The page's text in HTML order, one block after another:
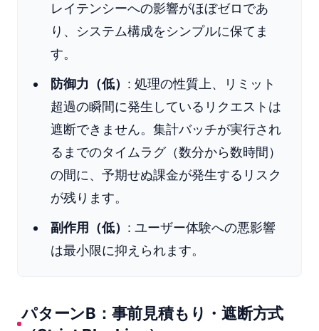
レイテンシーへの影響がほぼゼロであ
り、システム構成をシンプルに保てま
す。
防御力（低） : 処理の性質上、リミット
超過の瞬間に発生しているリクエストは
遮断できません。集計バッチが実行され
るまでのタイムラグ（数分から数時間）
の間に、予期せぬ課金が発生するリスク
が残ります。
副作用（低） : ユーザー体験への悪影響
は最小限に抑えられます。
パターンB：事前見積もり・遮断方式